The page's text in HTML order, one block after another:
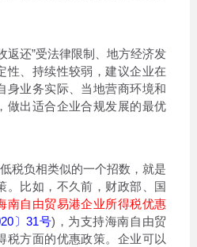
还”受法律限制、地方经济发
性、持续性较弱，建议企业在
身业务实际、当地营商环境和
做出适合企业合规发展的最优
负相类似的一个招数，就是
。比如，不久前，财政部、国
南自由贸易港企业所得税优惠
〕31号)，为支持海南自由贸
税方面的优惠政策。企业可以